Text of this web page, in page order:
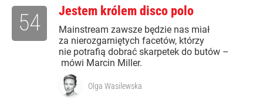
Jestem królem disco polo
Mainstream zawsze będzie nas miał
za nierozgarniętych facetów, którzy
nie potrafią dobrać skarpetek do butów –
mówi Marcin Miller.
54
Olga Wasilewska